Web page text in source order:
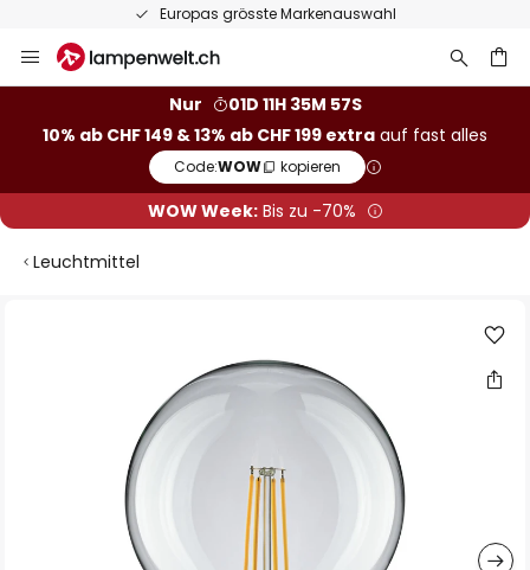
Europas grösste Markenauswahl
Inhalt
Nur
01D 11H 35M 56S
10% ab CHF 149 & 13% ab CHF 199 extra auf fast alles
Code:WOW kopieren
WOW Week:Bis zu -70%
Leuchtmittel